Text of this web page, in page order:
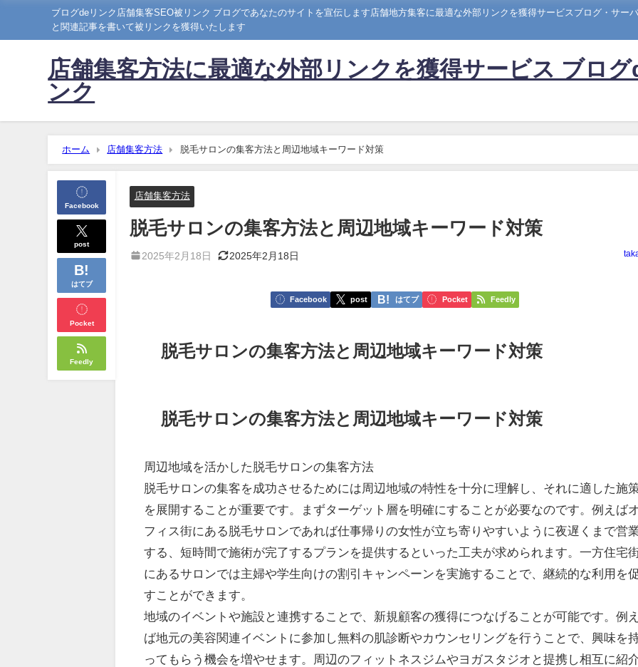
ブログdeリンク店舗集客SEO被リンク ブログであなたのサイトを宣伝します店舗地方集客に最適な外部リンクを獲得サービスブログ・サー
と関連記事を書いて被リンクを獲得いたします
店舗集客方法に最適な外部リンクを獲得サービス ブログ
ンク
ホーム 店舗集客方法 脱毛サロンの集客方法と周辺地域キーワード対策
Facebook
post
はてブ
Pocket
Feedly
店舗集客方法
脱毛サロンの集客方法と周辺地域キーワード対策
2025年2月18日 2025年2月18日
Facebook post はてブ Pocket Feedly
脱毛サロンの集客方法と周辺地域キーワード対策
脱毛サロンの集客方法と周辺地域キーワード対策
周辺地域を活かした脱毛サロンの集客方法
脱毛サロンの集客を成功させるためには周辺地域の特性を十分に理解し、それに適した施
を展開することが重要です。まずターゲット層を明確にすることが必要なのです。例えばオ
フィス街にある脱毛サロンであれば仕事帰りの女性が立ち寄りやすいように夜遅くまで営
する、短時間で施術が完了するプランを提供するといった工夫が求められます。一方住宅
にあるサロンでは主婦や学生向けの割引キャンペーンを実施することで、継続的な利用を促
すことができます。
地域のイベントや施設と連携することで、新規顧客の獲得につなげることが可能です。例え
ば地元の美容関連イベントに参加し無料の肌診断やカウンセリングを行うことで、興味を
ってもらう機会を増やせます。周辺のフィットネスジムやヨガスタジオと提携し相互に紹